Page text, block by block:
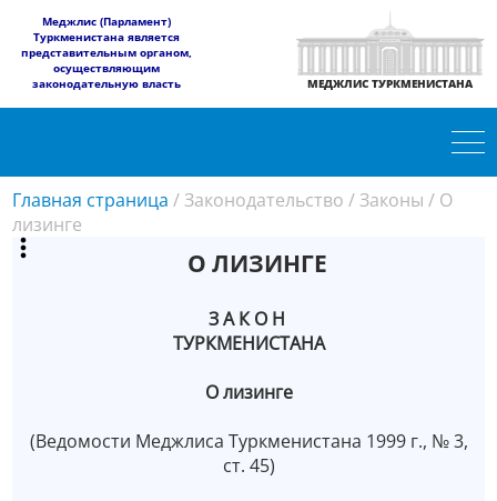
​Меджлис (Парламент)
Туркменистана является
представительным органом,
осуществляющим
законодательную власть
МЕДЖЛИС ТУРКМЕНИСТАНА
Главная страница / Законодательство / Законы / О
лизинге
О ЛИЗИНГЕ
З А К О Н
ТУРКМЕНИСТАНА
О лизинге
(Ведомости Меджлиса Туркменистана 1999 г., № 3,
ст. 45)